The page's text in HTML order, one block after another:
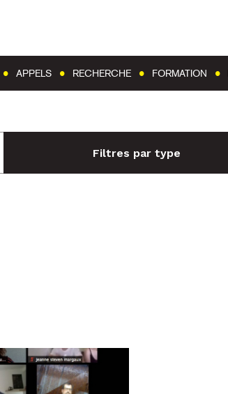
APPELS RECHERCHE FORMATION
Filtres par type